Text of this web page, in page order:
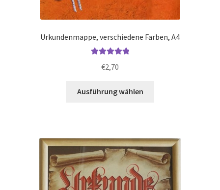
Urkundenmappe, verschiedene Farben, A4
von 5
€2,70
Ausführung wählen
auf.
Die
Optionen
können